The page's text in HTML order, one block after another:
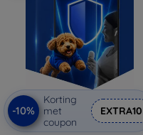
-10%
Korting
met
coupon
EXTRA10